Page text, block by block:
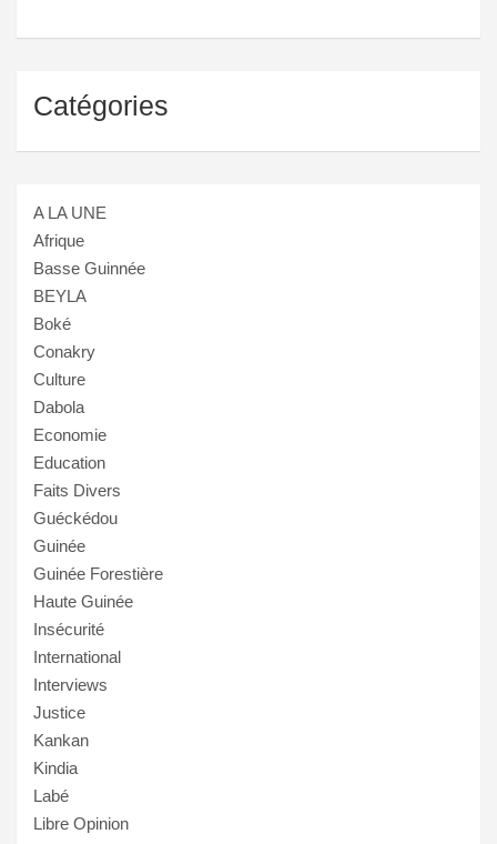
Catégories
A LA UNE
Afrique
Basse Guinnée
BEYLA
Boké
Conakry
Culture
Dabola
Economie
Education
Faits Divers
Guéckédou
Guinée
Guinée Forestière
Haute Guinée
Insécurité
International
Interviews
Justice
Kankan
Kindia
Labé
Libre Opinion